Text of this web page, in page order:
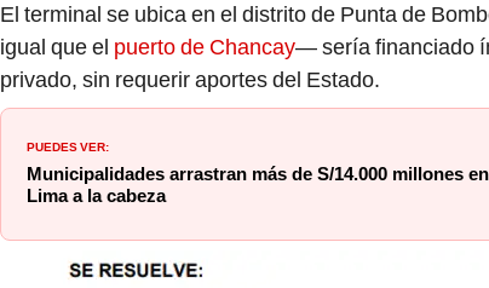
El terminal se ubica en el distrito de Punta de
igual que el puerto de Chancay— sería financiado
privado, sin requerir aportes del Estado.
PUEDES VER:
Municipalidades arrastran más de S/14.000 millones
Lima a la cabeza